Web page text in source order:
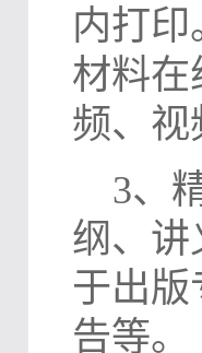
内打
材料在
频、视
3、
纲、讲
于出
告等。